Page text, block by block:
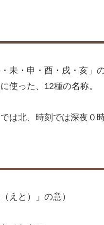
未・申・酉・戌・亥」の
使った、12種の名称。
は北、時刻では深夜０
えと）」の意）